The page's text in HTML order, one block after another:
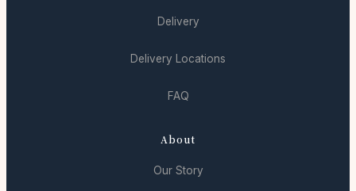
Delivery
Delivery Locations
FAQ
About
Our Story